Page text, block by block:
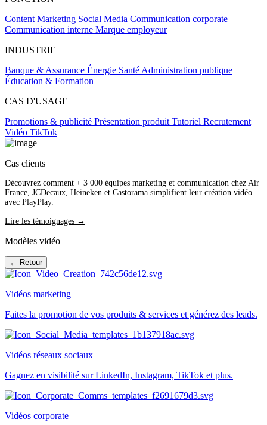
Content Marketing Social Media Communication corporate
Communication interne Marque employeur
INDUSTRIE
Banque & Assurance Énergie Santé Administration publique
Éducation & Formation
CAS D'USAGE
Promotions & publicité Présentation produit Tutoriel Recrutement
Vidéo TikTok
Cas clients
Découvrez comment + 3 000 équipes marketing et communication chez Air
France, JCDecaux, Heineken et Castorama simplifient leur création vidéo
avec PlayPlay.
Lire les témoignages →
Modèles vidéo
← Retour
Vidéos marketing
Faites la promotion de vos produits & services et générez des leads.
Vidéos réseaux sociaux
Gagnez en visibilité sur LinkedIn, Instagram, TikTok et plus.
Vidéos corporate